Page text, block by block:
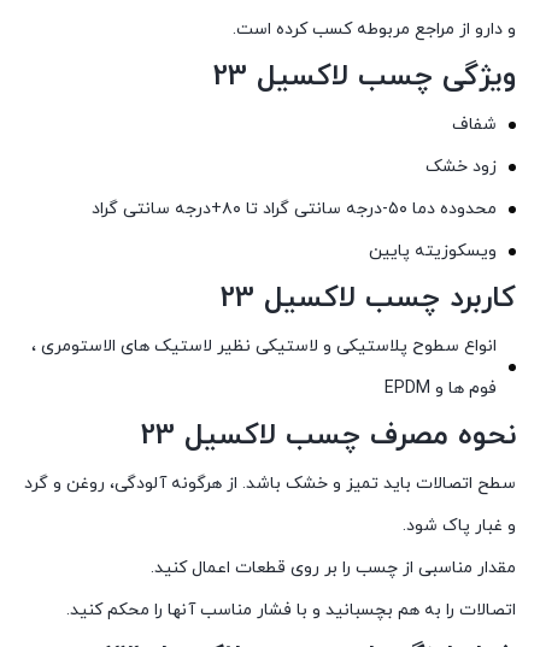
و دارو از مراجع مربوطه کسب کرده است.
ویژگی چسب لاکسیل 23
شفاف
زود خشک
محدوده دما ۵۰-درجه سانتی گراد تا ۸۰+درجه سانتی گراد
ویسکوزیته پایین
کاربرد چسب لاکسیل 23
انواع سطوح پلاستیکی و لاستیکی نظیر لاستیک های الاستومری ،
فوم ها و EPDM
نحوه مصرف چسب لاکسیل 23
سطح اتصالات باید تمیز و خشک باشد. از هرگونه آلودگی، روغن و گرد
و غبار پاک شود.
مقدار مناسبی از چسب را بر روی قطعات اعمال کنید.
اتصالات را به هم بچسبانید و با فشار مناسب آنها را محکم کنید.